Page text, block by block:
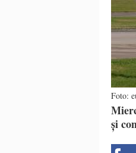
Foto:
și